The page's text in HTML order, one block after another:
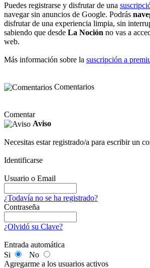
Puedes registrarse y disfrutar de una
navegar sin anuncios de Google. Podrás
disfrutar de una experiencia limpia, sin
sabiendo que desde La Noción no vas a
web.
Más información sobre la suscripción a
Comentarios
Comentar
Aviso
Necesitas estar registrado/a para escribir un
Identificarse
Usuario o Email
¿Todavía no se ha registrado?
Contraseña
¿Olvidó su Clave?
Entrada automática
Si
No
Agregarme a los usuarios activos